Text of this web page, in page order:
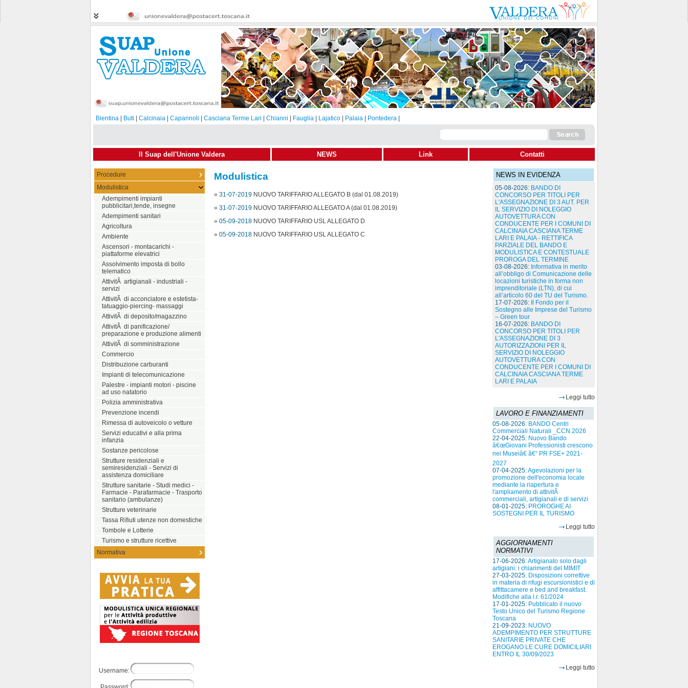
Bientina Buti Calcinaia Capannoli Casciana Terme Lari Chianni Fauglia Lajatico Palaia Pontedera
Il Suap dell'Unione Valdera NEWS Link Contatti
Procedure
Modulistica
Adempimenti impianti
pubblicitari,tende, insegne
Adempimenti sanitari
Agricoltura
Ambiente
Ascensori - montacarichi -
piattaforme elevatrici
Assolvimento imposta di bollo
telematico
AttivitÃ artigianali - industriali -
servizi
AttivitÃ di acconciatore e estetista-
tatuaggio-piercing- massaggi
AttivitÃ di deposito/magazzino
AttivitÃ di panificazione/
preparazione e produzione alimenti
AttivitÃ di somministrazione
Commercio
Distribuzione carburanti
Impianti di telecomunicazione
Palestre - impianti motori - piscine
ad uso natatorio
Polizia amministrativa
Prevenzione incendi
Rimessa di autoveicolo o vetture
Servizi educativi e alla prima
infanzia
Sostanze pericolose
Strutture residenziali e
semiresidenziali - Servizi di
assistenza domiciliare
Strutture sanitarie - Studi medici -
Farmacie - Parafarmacie - Trasporto
sanitario (ambulanze)
Strutture veterinarie
Tassa Rifiuti utenze non domestiche
Tombole e Lotterie
Turismo e strutture ricettive
Normativa
Username:
NEWS IN EVIDENZA
05-08-2026: BANDO DI
CONCORSO PER TITOLI PER
L'ASSEGNAZIONE DI 3 AUT. PER
IL SERVIZIO DI NOLEGGIO
AUTOVETTURA CON
CONDUCENTE PER I COMUNI DI
CALCINAIA CASCIANA TERME
LARI E PALAIA - RETTIFICA
PARZIALE DEL BANDO E
MODULISTICA E CONTESTUALE
PROROGA DEL TERMINE
03-08-2026: Informativa in merito
all’obbligo di Comunicazione delle
locazioni turistiche in forma non
imprenditoriale (LTN), di cui
all’articolo 60 del TU del Turismo.
17-07-2026:
Il Fondo per il
Sostegno alle Imprese del Turismo
– Green tour
16-07-2026: BANDO DI
CONCORSO PER TITOLI PER
L'ASSEGNAZIONE DI 3
AUTORIZZAZIONI PER IL
SERVIZIO DI NOLEGGIO
AUTOVETTURA CON
CONDUCENTE PER I COMUNI DI
CALCINAIA CASCIANA TERME
LARI E PALAIA
Leggi tutto
LAVORO E FINANZIAMENTI
05-08-2026: BANDO Centri
Commerciali Naturali _CCN 2026
22-04-2025: Nuovo Bando
â€œGiovani Professionisti crescono
nei Museiâ€ â€“ PR FSE+ 2021-
2027
07-04-2025:Agevolazioni per la
promozione dell'economia locale
mediante la riapertura e
l'ampliamento di attivitÃ
commerciali, artigianali e di servizi
08-01-2025: PROROGHE AI
SOSTEGNI PER IL TURISMO
Leggi tutto
AGGIORNAMENTI
NORMATIVI
17-06-2026:Artigianato solo dagli
artigiani: i chiarimenti del MIMIT
27-03-2025: Disposizioni correttive
in materia di rifugi escursionistici e di
affittacamere e bed and breakfast.
Modifiche alla l.r. 61/2024
17-01-2025: Pubblicato il nuovo
Testo Unico del Turismo Regione
Toscana
21-09-2023: NUOVO
ADEMPIMENTO PER STRUTTURE
SANITARIE PRIVATE CHE
EROGANO LE CURE DOMICILIARI
ENTRO IL 30/09/2023
Leggi tutto
Modulistica
» 31-07-2019 NUOVO TARIFFARIO ALLEGATO B (dal 01.08.2019)
» 31-07-2019 NUOVO TARIFFARIO ALLEGATO A (dal 01.08.2019)
» 05-09-2018 NUOVO TARIFFARIO USL ALLEGATO D
» 05-09-2018 NUOVO TARIFFARIO USL ALLEGATO C